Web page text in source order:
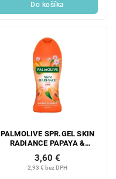
Do košíka
PALMOLIVE SPR.GEL SKIN
RADIANCE PAPAYA &
PEACH BLOSSOM 250 ML
2,93 € bez DPH
3,60 €